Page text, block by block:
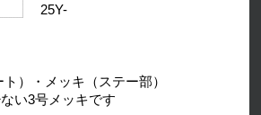
25Y-
）・メッキ（ステー部）
い3号メッキです